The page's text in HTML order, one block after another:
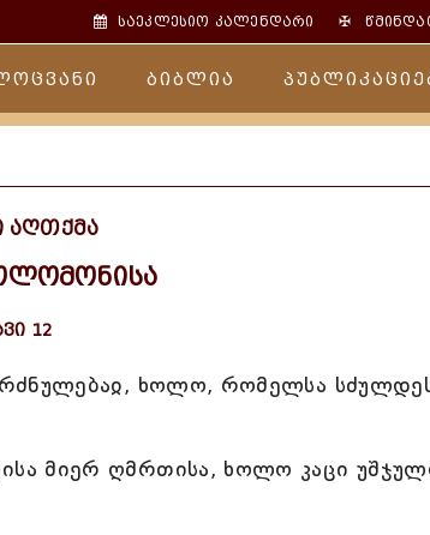
საეკლესიო კალენდარი ✠
ბიბლია
აღთქმა
12
ხოლო, რომელსა
მიერ ღმრთისა, ხოლო კაცი